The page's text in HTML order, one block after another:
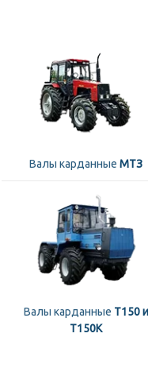
Валы карданные МТЗ
Валы карданные Т150 и
Т150К